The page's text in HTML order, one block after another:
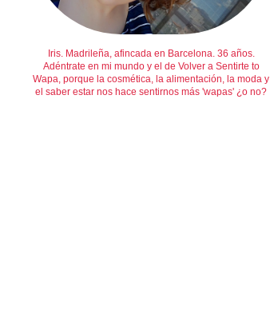
Iris. Madrileña, afincada en Barcelona. 36 años.
Adéntrate en mi mundo y el de Volver a Sentirte to
Wapa, porque la cosmética, la alimentación, la moda y
el saber estar nos hace sentirnos más 'wapas' ¿o no?